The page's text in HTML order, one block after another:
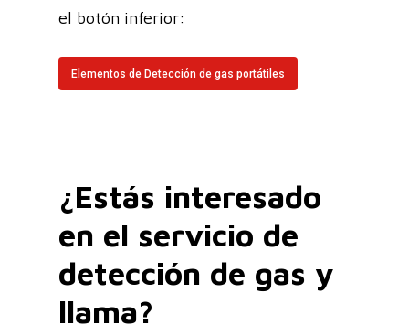
el botón inferior:
Elementos de Detección de gas portátiles
¿Estás interesado
en el servicio de
detección de gas y
llama?